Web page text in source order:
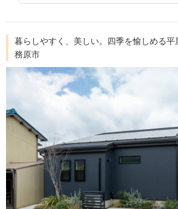
暮らしやすく、美しい。四季を愉しめる
務原市